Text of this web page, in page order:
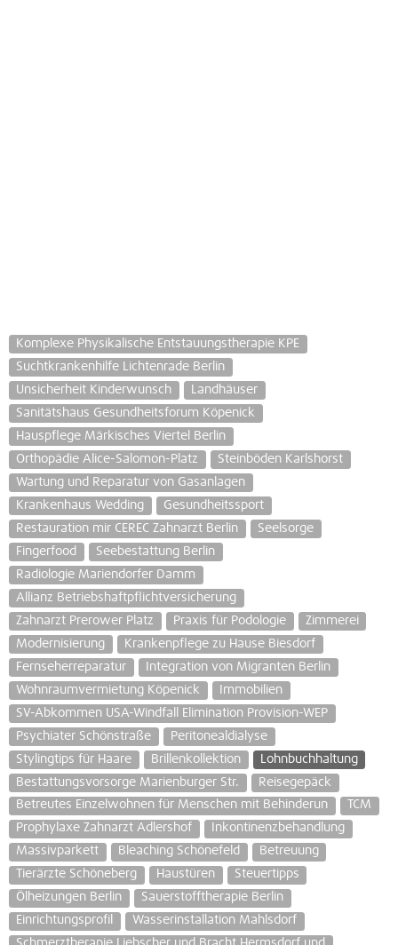
Komplexe Physikalische Entstauungstherapie KPE
Suchtkrankenhilfe Lichtenrade Berlin
Unsicherheit Kinderwunsch
Landhäuser
Sanitätshaus Gesundheitsforum Köpenick
Hauspflege Märkisches Viertel Berlin
Orthopädie Alice-Salomon-Platz
Steinböden Karlshorst
Wartung und Reparatur von Gasanlagen
Krankenhaus Wedding
Gesundheitssport
Restauration mir CEREC Zahnarzt Berlin
Seelsorge
Fingerfood
Seebestattung Berlin
Radiologie Mariendorfer Damm
Allianz Betriebshaftpflichtversicherung
Zahnarzt Prerower Platz
Praxis für Podologie
Zimmerei
Modernisierung
Krankenpflege zu Hause Biesdorf
Fernseherreparatur
Integration von Migranten Berlin
Wohnraumvermietung Köpenick
Immobilien
SV-Abkommen USA-Windfall Elimination Provision-WEP
Psychiater Schönstraße
Peritonealdialyse
Stylingtips für Haare
Brillenkollektion
Lohnbuchhaltung
Bestattungsvorsorge Marienburger Str.
Reisegepäck
Betreutes Einzelwohnen für Menschen mit Behinderun
TCM
Prophylaxe Zahnarzt Adlershof
Inkontinenzbehandlung
Massivparkett
Bleaching Schönefeld
Betreuung
Tierärzte Schöneberg
Haustüren
Steuertipps
Ölheizungen Berlin
Sauerstofftherapie Berlin
Einrichtungsprofil
Wasserinstallation Mahlsdorf